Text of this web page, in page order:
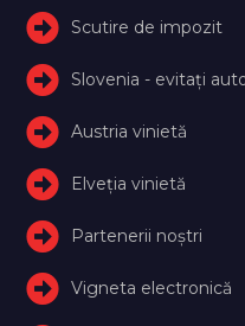
Scutire de impozit
Slovenia - evitați
Austria vinietă
Elveţia vinietă
Partenerii noștri
Vigneta electronică